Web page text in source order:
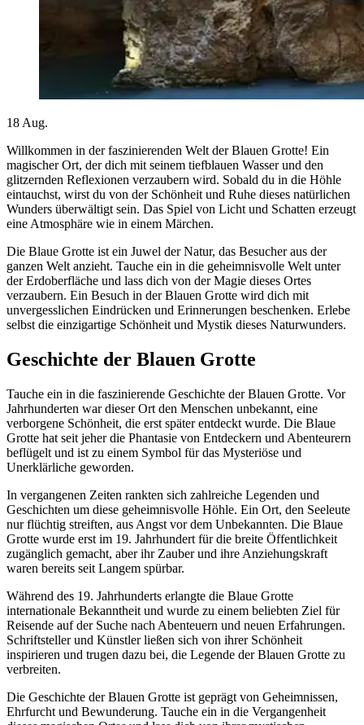
18 Aug.
Willkommen in der faszinierenden Welt der Blauen Grotte! Ein
magischer Ort, der dich mit seinem tiefblauen Wasser und den
glitzernden Reflexionen verzaubern wird. Sobald du in die Höhle
eintauchst, wirst du von der Schönheit und Ruhe dieses natürlichen
Wunders überwältigt sein. Das Spiel von Licht und Schatten erzeugt
eine Atmosphäre wie in einem Märchen.
Die Blaue Grotte ist ein Juwel der Natur, das Besucher aus der
ganzen Welt anzieht. Tauche ein in die geheimnisvolle Welt unter
der Erdoberfläche und lass dich von der Magie dieses Ortes
verzaubern. Ein Besuch in der Blauen Grotte wird dich mit
unvergesslichen Eindrücken und Erinnerungen beschenken. Erlebe
selbst die einzigartige Schönheit und Mystik dieses Naturwunders.
Geschichte der Blauen Grotte
Tauche ein in die faszinierende Geschichte der Blauen Grotte. Vor
Jahrhunderten war dieser Ort den Menschen unbekannt, eine
verborgene Schönheit, die erst später entdeckt wurde. Die Blaue
Grotte hat seit jeher die Phantasie von Entdeckern und Abenteurern
beflügelt und ist zu einem Symbol für das Mysteriöse und
Unerklärliche geworden.
In vergangenen Zeiten rankten sich zahlreiche Legenden und
Geschichten um diese geheimnisvolle Höhle. Ein Ort, den Seeleute
nur flüchtig streiften, aus Angst vor dem Unbekannten. Die Blaue
Grotte wurde erst im 19. Jahrhundert für die breite Öffentlichkeit
zugänglich gemacht, aber ihr Zauber und ihre Anziehungskraft
waren bereits seit Langem spürbar.
Während des 19. Jahrhunderts erlangte die Blaue Grotte
internationale Bekanntheit und wurde zu einem beliebten Ziel für
Reisende auf der Suche nach Abenteuern und neuen Erfahrungen.
Schriftsteller und Künstler ließen sich von ihrer Schönheit
inspirieren und trugen dazu bei, die Legende der Blauen Grotte zu
verbreiten.
Die Geschichte der Blauen Grotte ist geprägt von Geheimnissen,
Ehrfurcht und Bewunderung. Tauche ein in die Vergangenheit